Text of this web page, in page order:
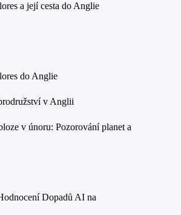
a její cesta do Anglie
do Anglie
v Anglii
v únoru: Pozorování planet a
Dopadů AI na